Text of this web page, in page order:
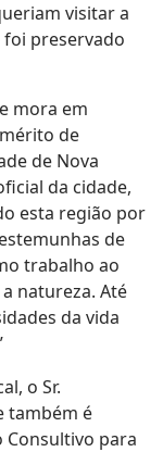
visitar a
preservado
mora em
de
de Nova
da cidade,
esta região por
de
trabalho ao
natureza. Até
da vida
o Sr.
também é
Consultivo para